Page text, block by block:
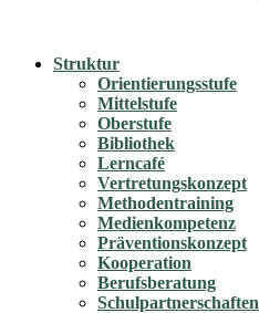
Struktur
Orientierungsstufe
Mittelstufe
Oberstufe
Bibliothek
Lerncafé
Vertretungskonzept
Methodentraining
Medienkompetenz
Präventionskonzept
Kooperation
Berufsberatung
Schulpartnerschaften